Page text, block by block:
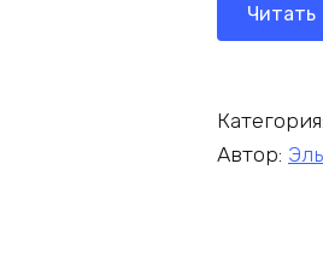
Читать
Категория:
Автор: